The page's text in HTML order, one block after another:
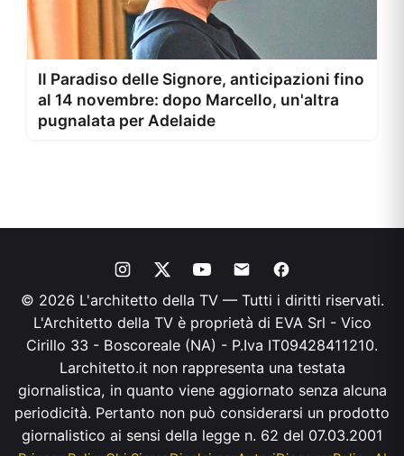
Il Paradiso delle Signore, anticipazioni fino
al 14 novembre: dopo Marcello, un'altra
pugnalata per Adelaide
© 2026 L'architetto della TV — Tutti i diritti riservati.
L'Architetto della TV è proprietà di EVA Srl - Vico
Cirillo 33 - Boscoreale (NA) - P.Iva IT09428411210.
Larchitetto.it non rappresenta una testata
giornalistica, in quanto viene aggiornato senza alcuna
periodicità. Pertanto non può considerarsi un prodotto
giornalistico ai sensi della legge n. 62 del 07.03.2001